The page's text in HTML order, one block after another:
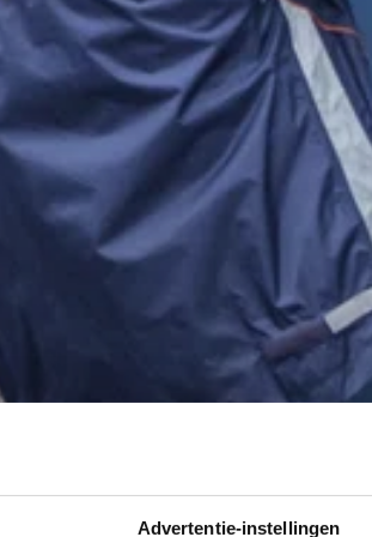
Advertentie-instellingen